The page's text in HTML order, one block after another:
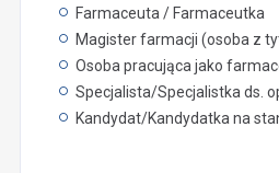
Farmaceuta / Farmaceutka
Magister farmacji (osoba z
Osoba pracująca jako
Specjalista/Specjalistka ds.
Kandydat/Kandydatka na